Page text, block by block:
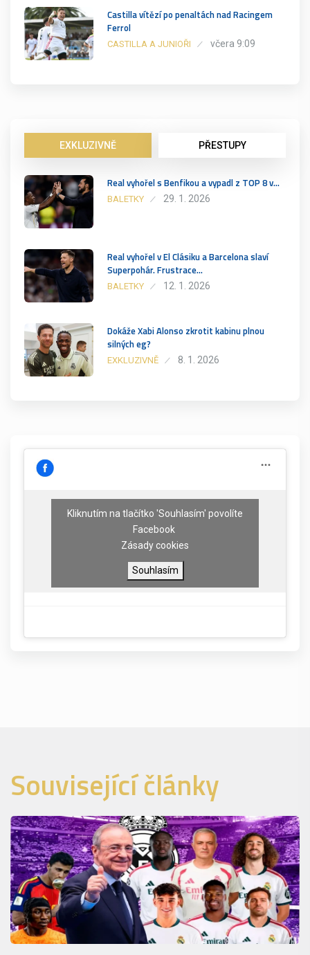
Castilla vítězí po penaltách nad Racingem
Ferrol
CASTILLA A JUNIOŘI včera 9:09
EXKLUZIVNĚ PŘESTUPY
Real vyhořel s Benfikou a vypadl z TOP 8 v…
BALETKY 29. 1. 2026
Real vyhořel v El Clásiku a Barcelona slaví
Superpohár. Frustrace…
BALETKY 12. 1. 2026
Dokáže Xabi Alonso zkrotit kabinu plnou
silných eg?
EXKLUZIVNĚ 8. 1. 2026
Kliknutím na tlačítko 'Souhlasím' povolíte
Facebook
Zásady cookies
Souhlasím
Související články